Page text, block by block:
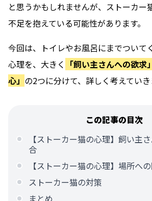
と思うかもしれませんが、ストーカー
不足を抱えている可能性があります。
今回は、トイレやお風呂にまでついて
心理を、大きく 「飼い主さんへの欲求」
心」 の2つに分けて、詳しく考えていき
この記事の目次
【ストーカー猫の心理】飼い主
合
【ストーカー猫の心理】場所へ
ストーカー猫の対策